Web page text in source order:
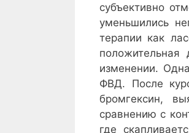
субъективно
уменьшились
терапии как
изменении.
ФВД. После
бромгексин,
сравнению с
где